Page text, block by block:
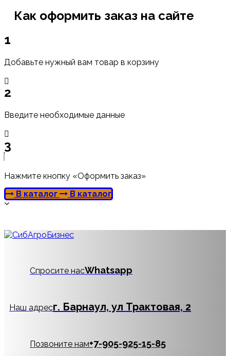
Как оформить заказ на сайте
1
Добавьте нужный вам товар в корзину
2
Введите необходимые данные
3
Нажмите кнопку «Оформить заказ»
В каталог
В каталог
Спросите насWhatsapp
Наш адресг. Барнаул, ул Трактовая, 2
Позвоните нам‪+7-905-925-15-85